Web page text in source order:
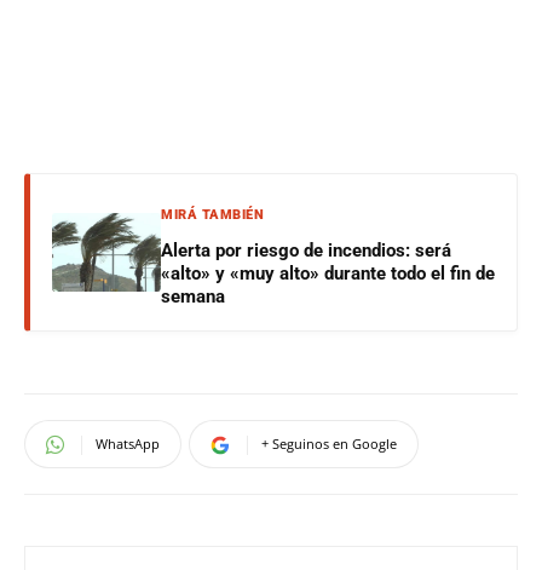
MIRÁ TAMBIÉN
Alerta por riesgo de incendios: será
«alto» y «muy alto» durante todo el fin de
semana
WhatsApp + Seguinos en Google